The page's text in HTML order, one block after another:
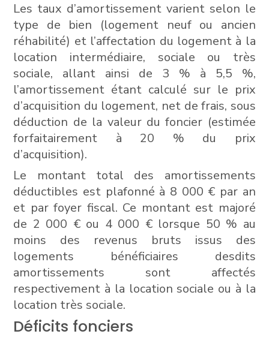
Les taux d’amortissement varient selon le
type de bien (logement neuf ou ancien
réhabilité) et l’affectation du logement à la
location intermédiaire, sociale ou très
sociale, allant ainsi de 3 % à 5,5 %,
l’amortissement étant calculé sur le prix
d’acquisition du logement, net de frais, sous
déduction de la valeur du foncier (estimée
forfaitairement à 20 % du prix
d’acquisition).
Le montant total des amortissements
déductibles est plafonné à 8 000 € par an
et par foyer fiscal. Ce montant est majoré
de 2 000 € ou 4 000 € lorsque 50 % au
moins des revenus bruts issus des
logements bénéficiaires desdits
amortissements sont affectés
respectivement à la location sociale ou à la
location très sociale.
Déficits fonciers